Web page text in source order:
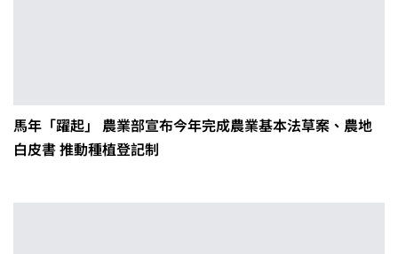
馬年「躍起」 農業部宣布今年完成農業基本法草案、農地
白皮書 推動種植登記制